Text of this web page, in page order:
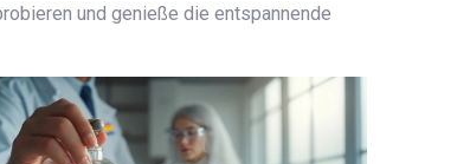
und genieße die entspannende